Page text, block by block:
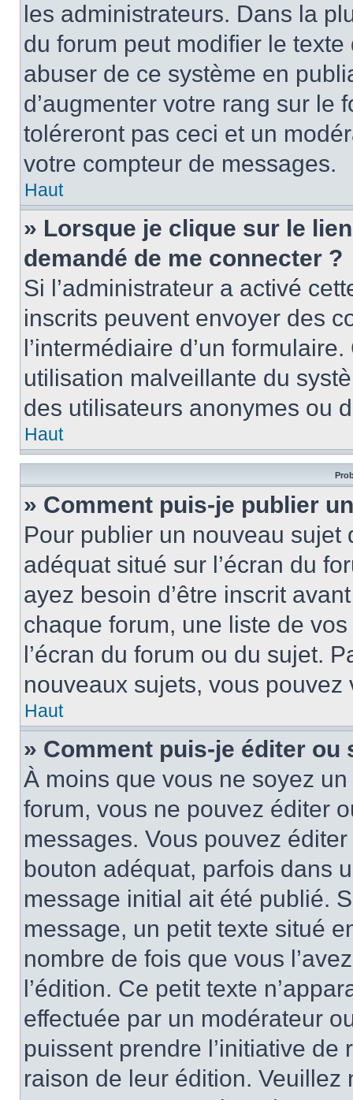
les administrateurs. Dans la
du forum peut modifier le
abuser de ce système en
d’augmenter votre rang sur le
toléreront pas ceci et un
votre compteur de messages.
Haut
» Lorsque je clique sur le
demandé de me connecter ?
Si l’administrateur a activé
inscrits peuvent envoyer des
l’intermédiaire d’un
utilisation malveillante du
des utilisateurs anonymes ou
Haut
» Comment puis-je publier
Pour publier un nouveau
adéquat situé sur l’écran du
ayez besoin d’être inscrit
chaque forum, une liste de
l’écran du forum ou du sujet.
nouveaux sujets, vous
Haut
» Comment puis-je éditer
À moins que vous ne soyez
forum, vous ne pouvez éditer
messages. Vous pouvez
bouton adéquat, parfois dans
message initial ait été publié.
message, un petit texte situé
nombre de fois que vous
l’édition. Ce petit texte
effectuée par un modérateur
puissent prendre l’initiative
raison de leur édition.